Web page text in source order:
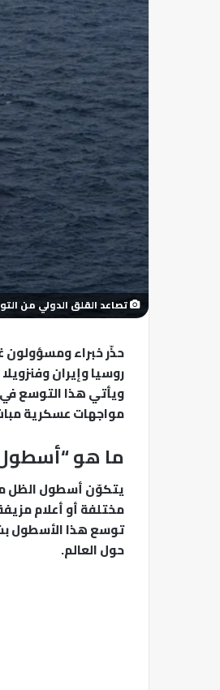
تصاعد القلق الدولي من
حذّر خبراء
روسيا وإيران
ويأتي هذا التوسع
مواجهات عسكرية
ما هو
يتكوّن أسطول الظل من
مختلفة أو أعلام
حول العالم.